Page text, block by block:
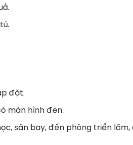
đặt.
màn hình đen.
sân bay, đến phòng triển